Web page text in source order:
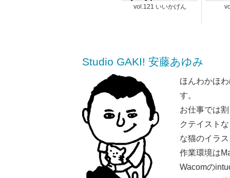
vol.121 いいかげん
Studio GAKI! 安藤あゆみ
ほんわかほ
す。
お仕事では
クテイスト
な猫のイラ
作業環境は
Wacomの